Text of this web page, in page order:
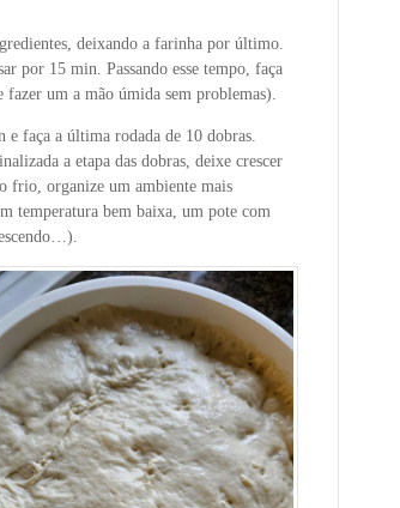
deixando a farinha por último.
por 15 min. Passando esse tempo, faça
fazer um a mão úmida sem problemas).
faça a última rodada de 10 dobras.
a etapa das dobras, deixe crescer
frio, organize um ambiente mais
temperatura bem baixa, um pote com